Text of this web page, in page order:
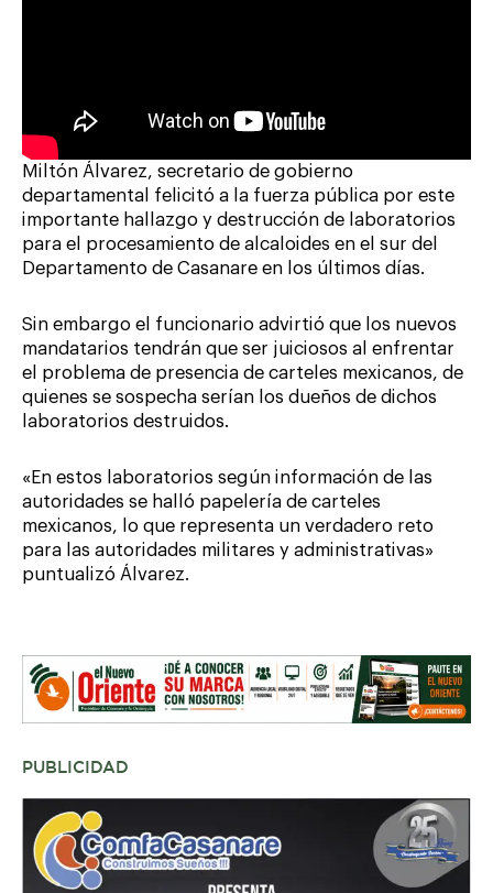
Miltón Álvarez, secretario de gobierno
departamental felicitó a la fuerza pública por este
importante hallazgo y destrucción de laboratorios
para el procesamiento de alcaloides en el sur del
Departamento de Casanare en los últimos días.
Sin embargo el funcionario advirtió que los nuevos
mandatarios tendrán que ser juiciosos al enfrentar
el problema de presencia de carteles mexicanos, de
quienes se sospecha serían los dueños de dichos
laboratorios destruidos.
«En estos laboratorios según información de las
autoridades se halló papelería de carteles
mexicanos, lo que representa un verdadero reto
para las autoridades militares y administrativas»
puntualizó Álvarez.
PUBLICIDAD